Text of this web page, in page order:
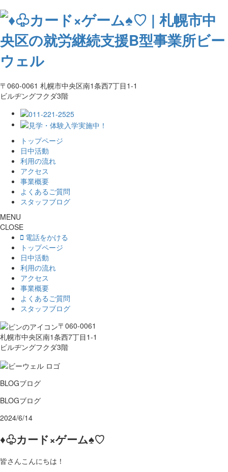
〒060-0061 札幌市中央区南1条西7丁目1-1
ビルヂングフクダ3階
トップページ
日中活動
利用の流れ
アクセス
事業概要
よくあるご質問
スタッフブログ
MENU
CLOSE
電話をかける
トップページ
日中活動
利用の流れ
アクセス
事業概要
よくあるご質問
スタッフブログ
〒060-0061
札幌市中央区南1条西7丁目1-1
ビルヂングフクダ3階
BLOGブログ
BLOGブログ
2024/6/14
♦♧カード×ゲーム♠♡
皆さんこんにちは！